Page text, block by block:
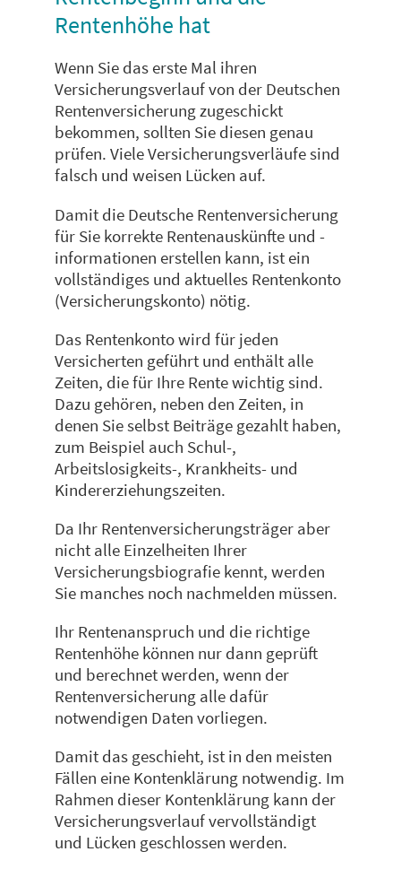
Rentenhöhe hat
Wenn Sie das erste Mal ihren
Versicherungsverlauf von der Deutschen
Rentenversicherung zugeschickt
bekommen, sollten Sie diesen genau
prüfen. Viele Versicherungsverläufe sind
falsch und weisen Lücken auf.
Damit die Deutsche Rentenversicherung
für Sie korrekte Rentenauskünfte und -
informationen erstellen kann, ist ein
vollständiges und aktuelles Rentenkonto
(Versicherungskonto) nötig.
Das Rentenkonto wird für jeden
Versicherten geführt und enthält alle
Zeiten, die für Ihre Rente wichtig sind.
Dazu gehören, neben den Zeiten, in
denen Sie selbst Beiträge gezahlt haben,
zum Beispiel auch Schul-,
Arbeitslosigkeits-, Krankheits- und
Kindererziehungszeiten.
Da Ihr Rentenversicherungsträger aber
nicht alle Einzelheiten Ihrer
Versicherungsbiografie kennt, werden
Sie manches noch nachmelden müssen.
Ihr Rentenanspruch und die richtige
Rentenhöhe können nur dann geprüft
und berechnet werden, wenn der
Rentenversicherung alle dafür
notwendigen Daten vorliegen.
Damit das geschieht, ist in den meisten
Fällen eine Kontenklärung notwendig. Im
Rahmen dieser Kontenklärung kann der
Versicherungsverlauf vervollständigt
und Lücken geschlossen werden.